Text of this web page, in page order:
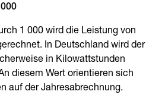
1 000 wird die Leistung von
In Deutschland wird der
in Kilowattstunden
diesem Wert orientieren sich
auf der Jahresabrechnung.